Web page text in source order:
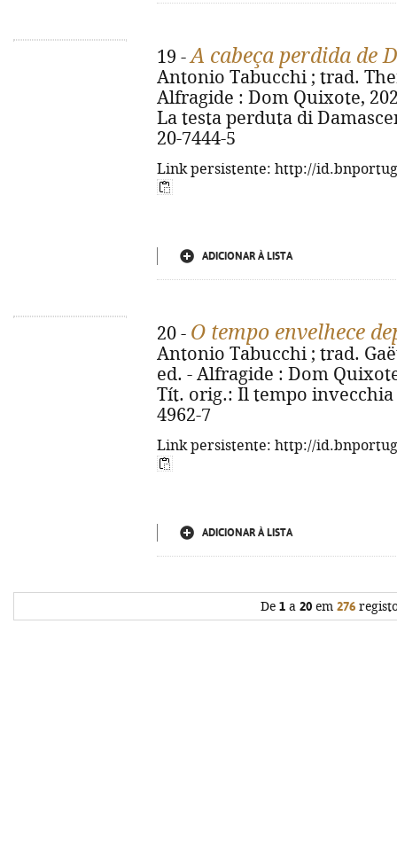
19 -A cabeça perdida de
Antonio Tabucchi ; trad.
Alfragide : Dom Quixote,
La testa perduta di
20-7444-5
Link persistente: http://
ADICIONAR À LISTA
20 - O tempo envelhece
Antonio Tabucchi ; trad.
ed. - Alfragide : Dom
Tít. orig.: Il tempo invecchia
4962-7
Link persistente: http://
ADICIONAR À LISTA
De 1 a 20 em 276